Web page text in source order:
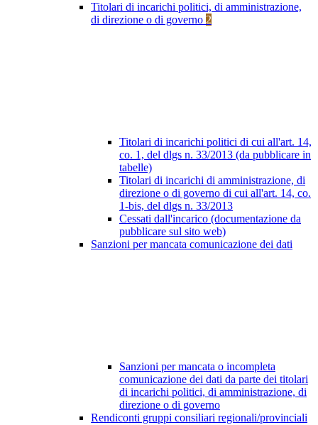
Titolari di incarichi politici, di amministrazione,
di direzione o di governo 2
Titolari di incarichi politici di cui all'art. 14,
co. 1, del dlgs n. 33/2013 (da pubblicare in
tabelle)
Titolari di incarichi di amministrazione, di
direzione o di governo di cui all'art. 14, co.
1-bis, del dlgs n. 33/2013
Cessati dall'incarico (documentazione da
pubblicare sul sito web)
Sanzioni per mancata comunicazione dei dati
Sanzioni per mancata o incompleta
comunicazione dei dati da parte dei titolari
di incarichi politici, di amministrazione, di
direzione o di governo
Rendiconti gruppi consiliari regionali/provinciali